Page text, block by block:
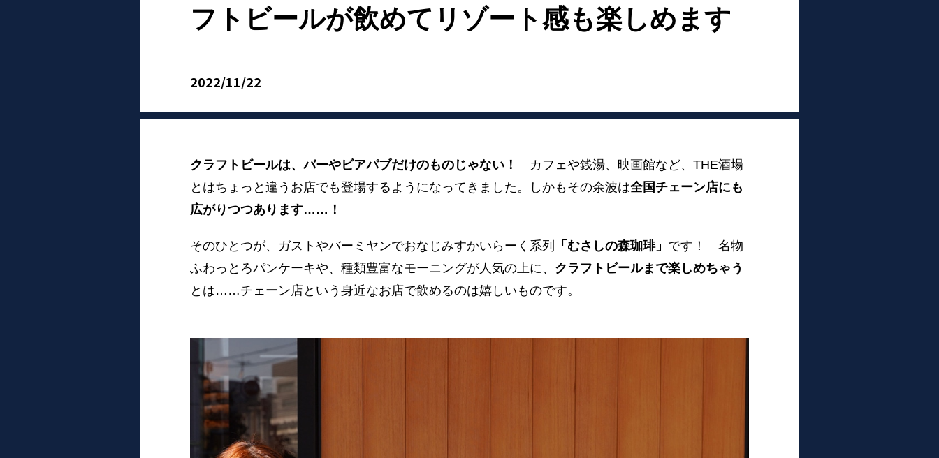
フトビールが飲めてリゾート感も楽しめます
2022/11/22
クラフトビールは、バーやビアパブだけのものじゃない！
カフェや銭湯、映画館など、THE酒場
とはちょっと違うお店でも登場するようになってきました。しかもその余波は全国チェーン店にも
広がりつつあります……！
そのひとつが、ガストやバーミヤンでおなじみすかいらーく系列 「むさしの森珈琲」 です！ 名物
ふわっとろパンケーキや、種類豊富なモーニングが人気の上に、 クラフトビールまで楽しめちゃう
とは……チェーン店という身近なお店で飲めるのは嬉しいものです。